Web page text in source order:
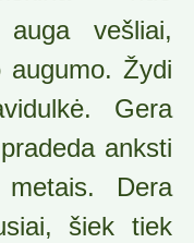
auga vešliai,
augu­mo. Žydi
Gera
anksti
Dera
šiek tiek